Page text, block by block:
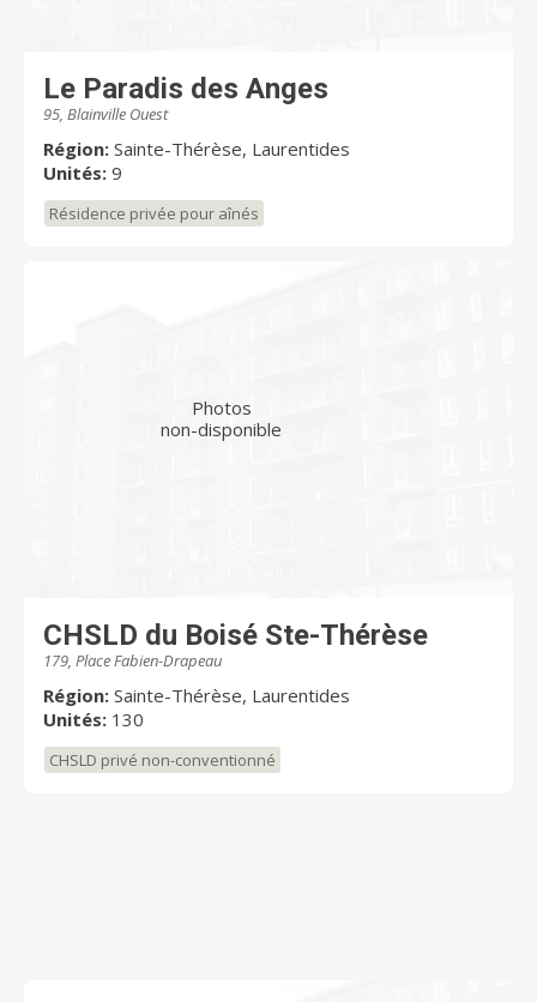
Le Paradis des Anges
95, Blainville Ouest
Région: Sainte-Thérèse, Laurentides
Unités: 9
Résidence privée pour aînés
Photos
non-disponible
CHSLD du Boisé Ste-Thérèse
179, Place Fabien-Drapeau
Région: Sainte-Thérèse, Laurentides
Unités: 130
CHSLD privé non-conventionné